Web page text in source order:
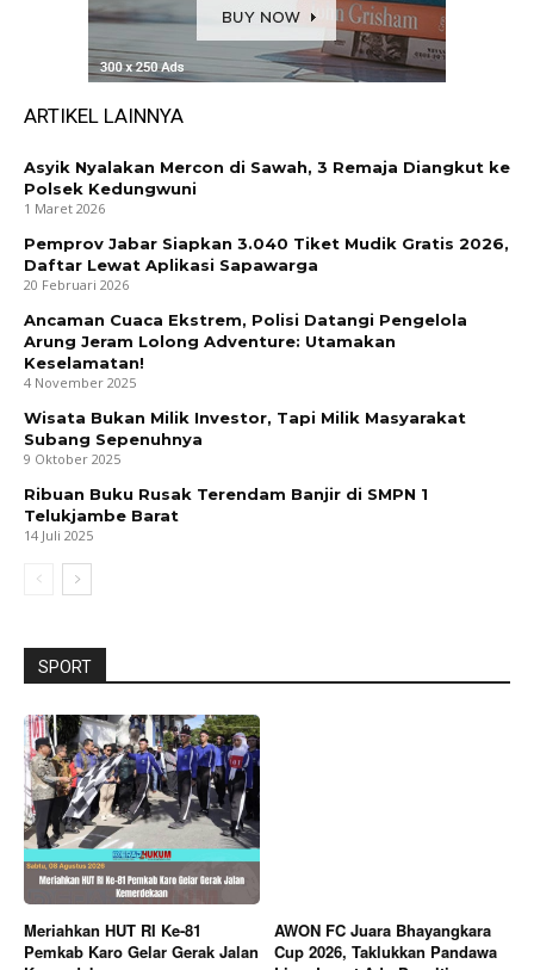
ARTIKEL LAINNYA
Asyik Nyalakan Mercon di Sawah, 3 Remaja Diangkut ke
Polsek Kedungwuni
1 Maret 2026
Pemprov Jabar Siapkan 3.040 Tiket Mudik Gratis 2026,
Daftar Lewat Aplikasi Sapawarga
20 Februari 2026
Ancaman Cuaca Ekstrem, Polisi Datangi Pengelola
Arung Jeram Lolong Adventure: Utamakan
Keselamatan!
4 November 2025
Wisata Bukan Milik Investor, Tapi Milik Masyarakat
Subang Sepenuhnya
9 Oktober 2025
Ribuan Buku Rusak Terendam Banjir di SMPN 1
Telukjambe Barat
14 Juli 2025
SPORT
Meriahkan HUT RI Ke-81
Pemkab Karo Gelar Gerak Jalan
AWON FC Juara Bhayangkara
Cup 2026, Taklukkan Pandawa